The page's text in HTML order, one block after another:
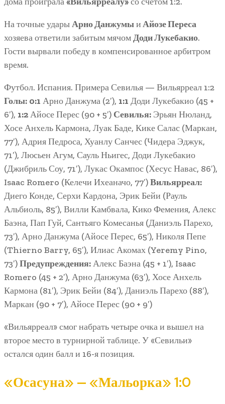
На точные ударыАрно ДанжумыиАйозе Переса
хозяева ответили забитым мячомДоди Лукебакио.
Гости вырвали победу в компенсированное арбитром
время.
Футбол. Испания. Примера Севилья — Вильярреал 1:2
Голы: 0:1 Арно Данжума (2′), 1:1 Доди Лукебакио (45 +
6′), 1:2Айосе Перес (90 + 5′) Севилья: Эрьян Нюланд,
Хосе Анхель Кармона, Луак Баде, Кике Салас (Маркан,
77′), Адрия Педроса, Хуанлу Санчес (Чидера Эджук,
71′), Люсьен Агум, Сауль Ньигес, Доди Лукебакио
(Джибриль Соу, 71′), Лукас Окампос (Хесус Навас, 86′),
Isaac Romero (Келечи Ихеаначо, 77′)Вильярреал:
Диего Конде, Серхи Кардона, Эрик Бейи (Рауль
Альбиоль, 85′), Вилли Камбвала, Кико Фемения, Алекс
Баэна, Пап Гуй, Сантьяго Комесанья (Даниэль Парехо,
73′), Арно Данжума (Айосе Перес, 65′), Николя Пепе
(Thierno Barry, 65′), Илиас Акомах (Yeremy Pino,
73′)Предупреждения:Алекс Баэна (45 + 1′), Isaac
Romero (45 + 2′), Арно Данжума (63′), Хосе Анхель
Кармона (81′), Эрик Бейи (84′), Даниэль Парехо (88′),
Маркан (90 + 7′), Айосе Перес (90 + 9′)
«Вильярреал» смог набрать четыре очка и вышел на
второе место в турнирной таблице. У «Севильи»
остался один балл и 16-я позиция.
«Осасуна» — «Мальорка» 1:0